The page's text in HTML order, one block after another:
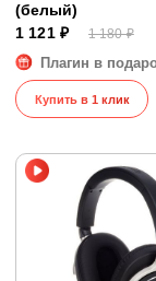
(белый)
1 121 ₽
1 180 ₽
Плагин в
Купить в 1 клик